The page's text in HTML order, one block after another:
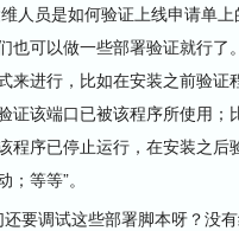
员是如何验证上线申请单上
也可以做一些部署验证就行了
来进行，比如在安装之前验证
证该端口已被该程序所使用；
程序已停止运行，在安装之后
等等”。
要调试这些部署脚本呀？没